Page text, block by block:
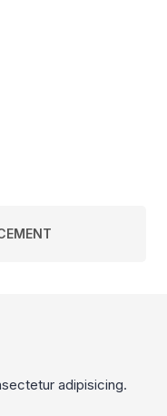
adipisicing.